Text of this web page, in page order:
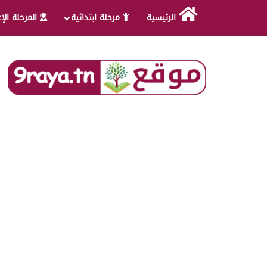
الرئيسية مرحلة ابتدائية المرحلة